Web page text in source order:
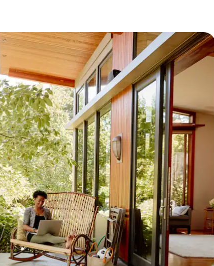
le bas pour les parcourir ou en appuyant et en faisant glisser.